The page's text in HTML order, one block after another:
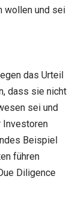
wollen und sei
das Urteil
dass sie nicht
sei und
Investoren
Beispiel
führen
Diligence